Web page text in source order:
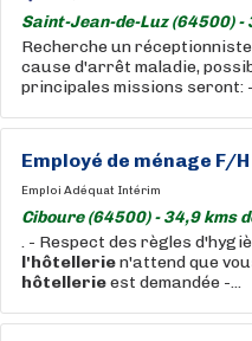
Saint-Jean-de-Luz (64500)
Recherche un
cause d'arrêt maladie,
principales missions seront:
Employé de ménage F/H
Emploi Adéquat Intérim
Ciboure (64500) - 34,9 kms
. - Respect des règles
l'hôtellerien'attend que
hôtellerieest demandée -...